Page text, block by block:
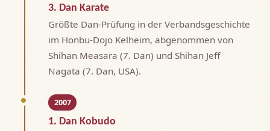
3. Dan Karate
Größte Dan-Prüfung in der Verbandsgeschichte
im Honbu-Dojo Kelheim, abgenommen von
Shihan Measara (7. Dan) und Shihan Jeff
Nagata (7. Dan, USA).
2007
1. Dan Kobudo